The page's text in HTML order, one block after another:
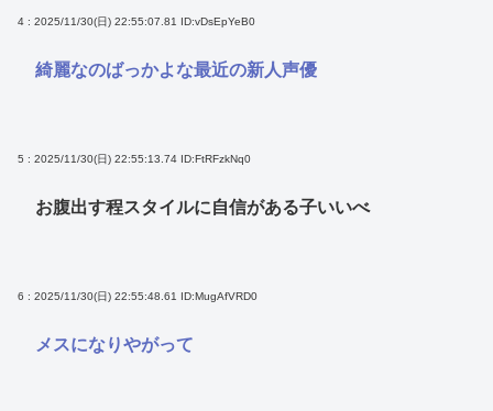
4 : 2025/11/30(日) 22:55:07.81 ID:vDsEpYeB0
綺麗なのばっかよな最近の新人声優
5 : 2025/11/30(日) 22:55:13.74 ID:FtRFzkNq0
お腹出す程スタイルに自信がある子いいべ
6 : 2025/11/30(日) 22:55:48.61 ID:MugAfVRD0
メスになりやがって